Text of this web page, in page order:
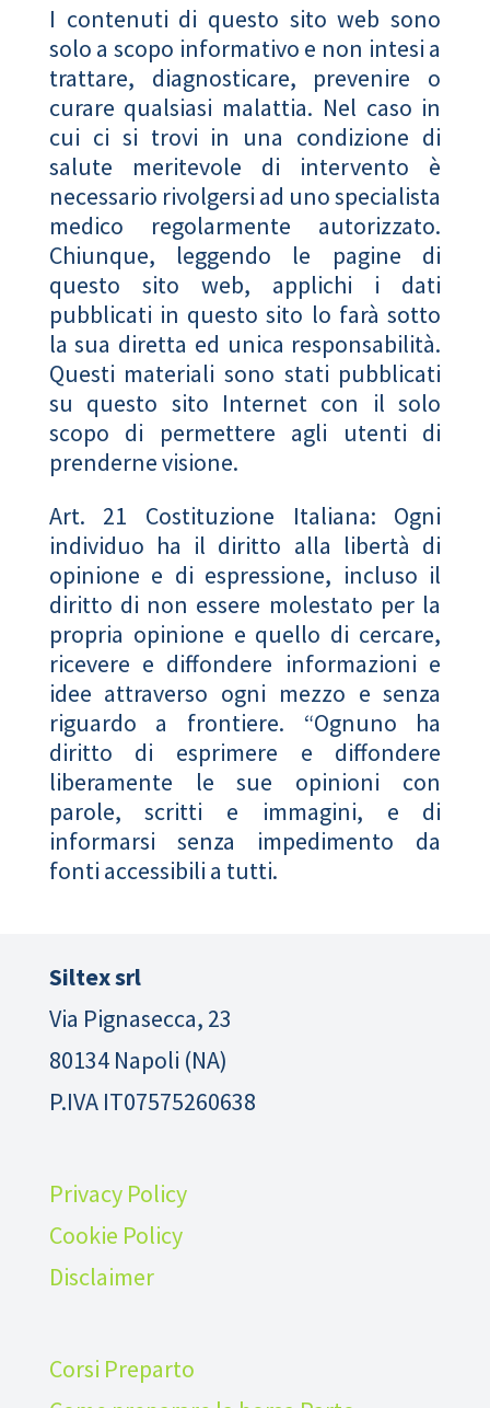
I contenuti di questo sito web sono
solo a scopo informativo e non intesi a
trattare, diagnosticare, prevenire o
curare qualsiasi malattia. Nel caso in
cui ci si trovi in una condizione di
salute meritevole di intervento è
necessario rivolgersi ad uno specialista
medico regolarmente autorizzato.
Chiunque, leggendo le pagine di
questo sito web, applichi i dati
pubblicati in questo sito lo farà sotto
la sua diretta ed unica responsabilità.
Questi materiali sono stati pubblicati
su questo sito Internet con il solo
scopo di permettere agli utenti di
prenderne visione.
Art. 21 Costituzione Italiana: Ogni
individuo ha il diritto alla libertà di
opinione e di espressione, incluso il
diritto di non essere molestato per la
propria opinione e quello di cercare,
ricevere e diffondere informazioni e
idee attraverso ogni mezzo e senza
riguardo a frontiere. “Ognuno ha
diritto di esprimere e diffondere
liberamente le sue opinioni con
parole, scritti e immagini, e di
informarsi senza impedimento da
fonti accessibili a tutti.
Siltex srl
Via Pignasecca, 23
80134 Napoli (NA)
P.IVA IT07575260638
Privacy Policy
Cookie Policy
Disclaimer
Corsi Preparto